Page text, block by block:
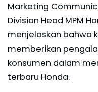
Marketing
Division Head MPM
menjelaskan bahwa
memberikan
konsumen dalam
terbaru Honda.